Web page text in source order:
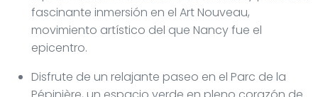
fascinante inmersión en el Art Nouveau,
movimiento artístico del que Nancy fue el
epicentro.
Disfrute de un relajante paseo en el Parc de la